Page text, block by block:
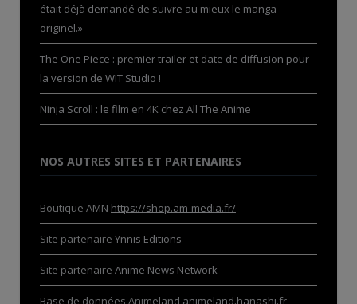
était déjà demandé de suivre au mieux le manga
originel.»
The One Piece : premier trailer et date de diffusion pour
la version de WIT Studio !
Ninja Scroll : le film en 4K chez All The Anime
NOS AUTRES SITES ET PARTENAIRES
Boutique AMN https://shop.am-media.fr/
Site partenaire Ynnis Editions
Site partenaire Anime News Network
Base de données Animeland animeland.hanashi.fr